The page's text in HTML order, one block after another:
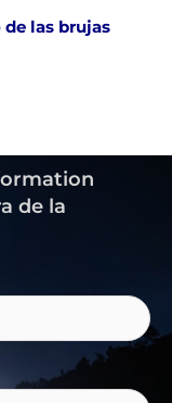
las brujas
de la